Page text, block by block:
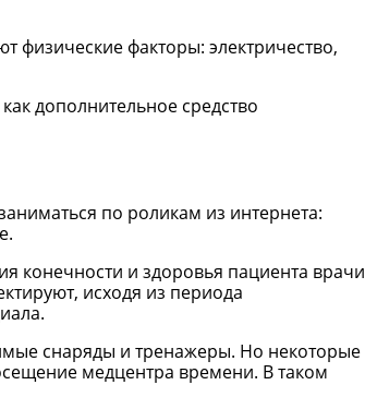
физические факторы: электричество,
дополнительное средство
по роликам из интернета:
конечности и здоровья пациента врачи
исходя из периода
снаряды и тренажеры. Но некоторые
медцентра времени. В таком